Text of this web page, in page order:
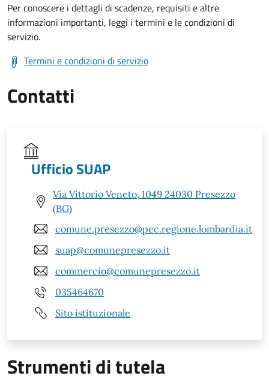
Per conoscere i dettagli di scadenze, requisiti e altre
informazioni importanti, leggi i termini e le condizioni di
servizio.
Termini e condizioni di servizio
Contatti
Ufficio SUAP
Via Vittorio Veneto, 1049 24030 Presezzo
(BG)
comune.presezzo@pec.regione.lombardia.it
suap@comunepresezzo.it
commercio@comunepresezzo.it
035464670
Sito istituzionale
Strumenti di tutela